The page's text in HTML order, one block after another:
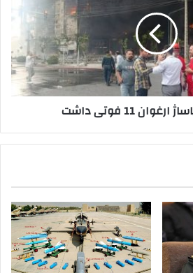
11 فوتی داشت